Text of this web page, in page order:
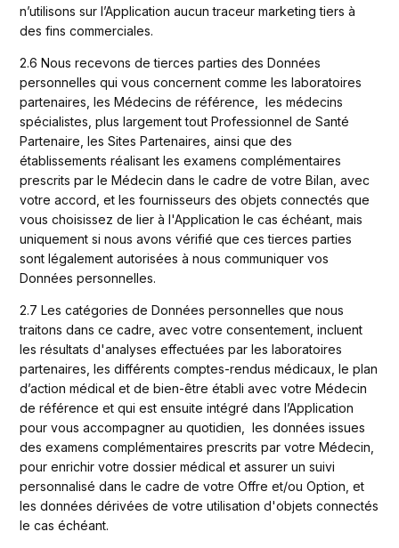
n’utilisons sur l’Application aucun traceur marketing tiers à
des fins commerciales.
2.6 Nous recevons de tierces parties des Données
personnelles qui vous concernent comme les laboratoires
partenaires, les Médecins de référence,  les médecins
spécialistes, plus largement tout Professionnel de Santé
Partenaire, les Sites Partenaires, ainsi que des
établissements réalisant les examens complémentaires
prescrits par le Médecin dans le cadre de votre Bilan, avec
votre accord, et les fournisseurs des objets connectés que
vous choisissez de lier à l'Application le cas échéant, mais
uniquement si nous avons vérifié que ces tierces parties
sont légalement autorisées à nous communiquer vos
Données personnelles.
2.7 Les catégories de Données personnelles que nous
traitons dans ce cadre, avec votre consentement, incluent
les résultats d'analyses effectuées par les laboratoires
partenaires, les différents comptes-rendus médicaux, le plan
d’action médical et de bien-être établi avec votre Médecin
de référence et qui est ensuite intégré dans l’Application
pour vous accompagner au quotidien,  les données issues
des examens complémentaires prescrits par votre Médecin,
pour enrichir votre dossier médical et assurer un suivi
personnalisé dans le cadre de votre Offre et/ou Option, et
les données dérivées de votre utilisation d'objets connectés
le cas échéant.